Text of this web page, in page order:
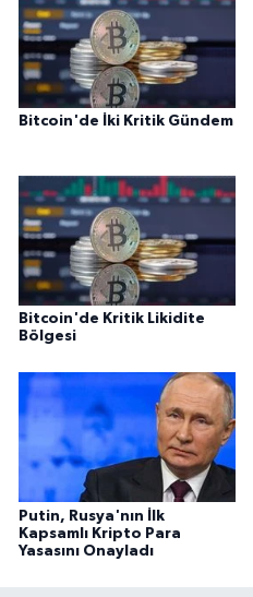
Bitcoin'de İki Kritik Gündem
Bitcoin'de Kritik Likidite
Bölgesi
Putin, Rusya'nın İlk
Kapsamlı Kripto Para
Yasasını Onayladı